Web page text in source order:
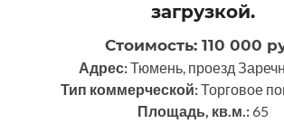
загрузкой.
Стоимость: 110 000
Адрес:Тюмень, проезд
Тип коммерческой:Торговое
Площадь, кв.м.: 65